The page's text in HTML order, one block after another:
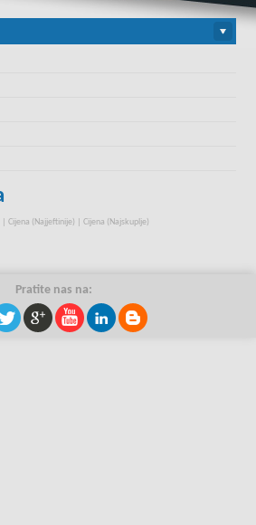
|Cijena (Najjeftinije) |Cijena (Najskuplje)
Pratite nas na: